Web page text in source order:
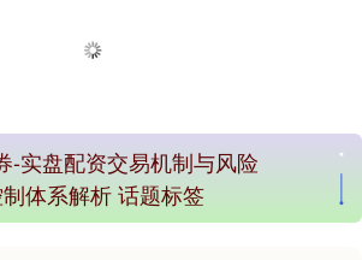
-实盘配资交易机制与风险
体系解析 话题标签